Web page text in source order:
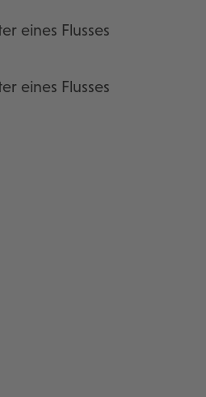
eines Flusses
eines Flusses